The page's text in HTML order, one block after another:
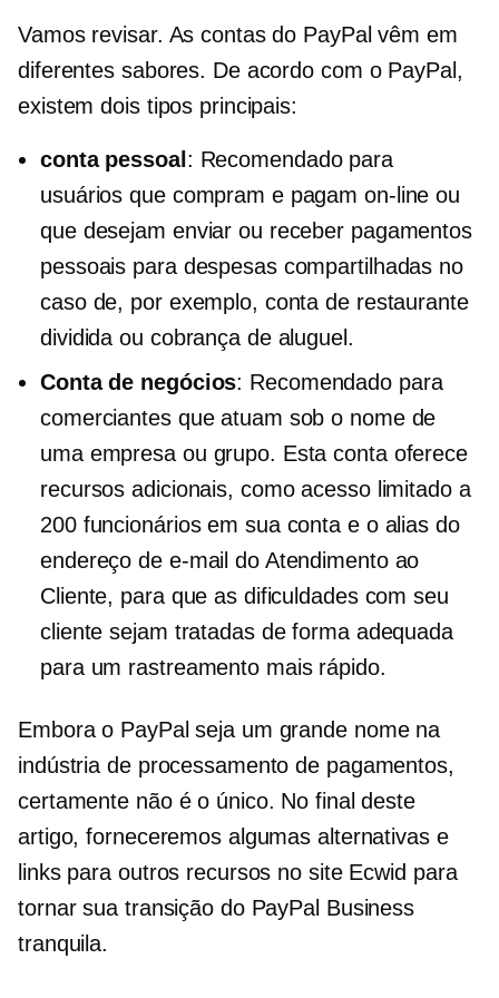
Vamos revisar. As contas do PayPal vêm em
diferentes sabores. De acordo com o PayPal,
existem dois tipos principais:
conta pessoal : Recomendado para
usuários que compram e pagam on-line ou
que desejam enviar ou receber pagamentos
pessoais para despesas compartilhadas no
caso de, por exemplo, conta de restaurante
dividida ou cobrança de aluguel.
Conta de negócios: Recomendado para
comerciantes que atuam sob o nome de
uma empresa ou grupo. Esta conta oferece
recursos adicionais, como acesso limitado a
200 funcionários em sua conta e o alias do
endereço de e-mail do Atendimento ao
Cliente, para que as dificuldades com seu
cliente sejam tratadas de forma adequada
para um rastreamento mais rápido.
Embora o PayPal seja um grande nome na
indústria de processamento de pagamentos,
certamente não é o único. No final deste
artigo, forneceremos algumas alternativas e
links para outros recursos no site Ecwid para
tornar sua transição do PayPal Business
tranquila.